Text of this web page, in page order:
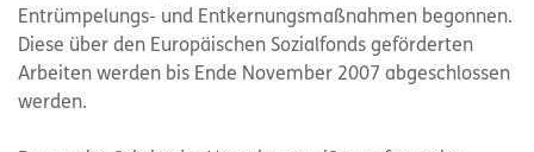
Entrümpelungs- und Entkernungsmaßnahmen begonnen.
Diese über den Europäischen Sozialfonds geförderten
Arbeiten werden bis Ende November 2007 abgeschlossen
werden.